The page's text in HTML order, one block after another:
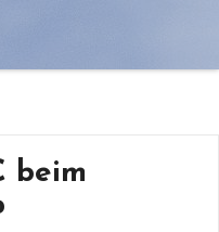
beim